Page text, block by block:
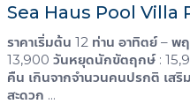
Sea Haus Pool Villa
ราคาเริ่มต้น 12 ท่าน อาทิตย์ –
13,900 วันหยุดนักขัตฤกษ์ :
คืน เกินจากจำนวนคนปรกติ เสริ
สะดวก ...